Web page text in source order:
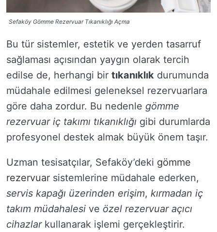
Sefaköy Gömme Rezervuar Tıkanıklığı Açma
Bu tür sistemler, estetik ve yerden tasarruf
sağlaması açısından yaygın olarak tercih
edilse de, herhangi bir tıkanıklık durumunda
müdahale edilmesi geleneksel rezervuarlara
göre daha zordur. Bu nedenle gömme
rezervuar iç takımı tıkanıklığı gibi durumlarda
profesyonel destek almak büyük önem taşır.
Uzman tesisatçılar, Sefaköy’deki gömme
rezervuar sistemlerine müdahale ederken,
servis kapağı üzerinden erişim, kırmadan iç
takım müdahalesi ve özel rezervuar açıcı
cihazlarkullanarak işlemi gerçekleştirir.